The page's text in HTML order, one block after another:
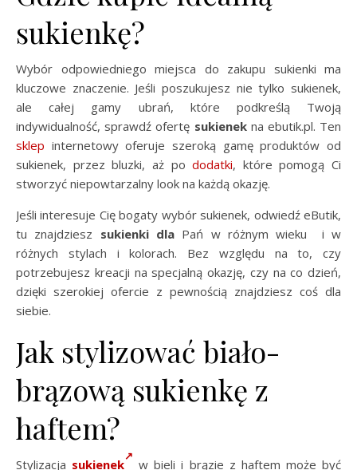
sukienkę?
Wybór odpowiedniego miejsca do zakupu sukienki ma
kluczowe znaczenie. Jeśli poszukujesz nie tylko sukienek,
ale całej gamy ubrań, które podkreślą Twoją
indywidualność, sprawdź ofertę sukienekna ebutik.pl. Ten
sklep internetowy oferuje szeroką gamę produktów od
sukienek, przez bluzki, aż pododatki, które pomogą Ci
stworzyć niepowtarzalny look na każdą okazję.
Jeśli interesuje Cię bogaty wybór sukienek, odwiedź eButik,
tu znajdziesz sukienki dlaPań w różnym wieku i w
różnych stylach i kolorach. Bez względu na to, czy
potrzebujesz kreacji na specjalną okazję, czy na co dzień,
dzięki szerokiej ofercie z pewnością znajdziesz coś dla
siebie.
Jak stylizować biało-
brązową sukienkę z
haftem?
Stylizacja sukienek w bieli i brązie z haftem może być